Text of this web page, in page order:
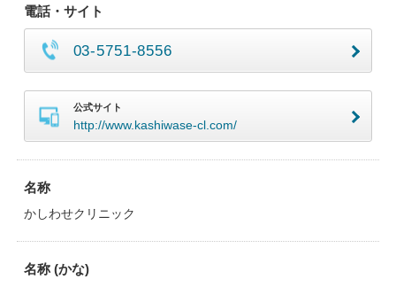
電話・サイト
03-5751-8556
公式サイト
http://www.kashiwase-cl.com/
名称
かしわせクリニック
名称 (かな)